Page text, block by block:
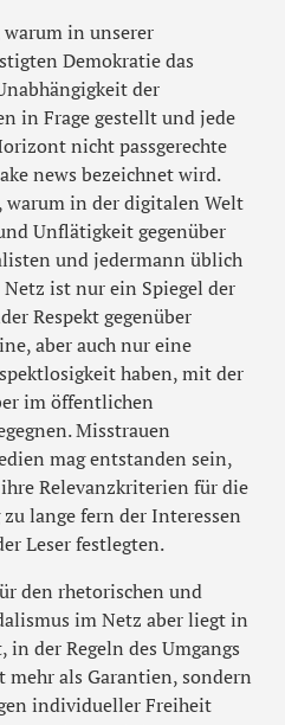
in unserer
Demokratie das
der
in Frage gestellt und jede
nicht passgerechte
news bezeichnet wird.
warum in der digitalen Welt
Unflätigkeit gegenüber
und jedermann üblich
Netz ist nur ein Spiegel der
Respekt gegenüber
aber auch nur eine
haben, mit der
im öffentlichen
Misstrauen
mag entstanden sein,
Relevanzkriterien für die
lange fern der Interessen
Leser festlegten.
den rhetorischen und
im Netz aber liegt in
in der Regeln des Umgangs
als Garantien, sondern
individueller Freiheit